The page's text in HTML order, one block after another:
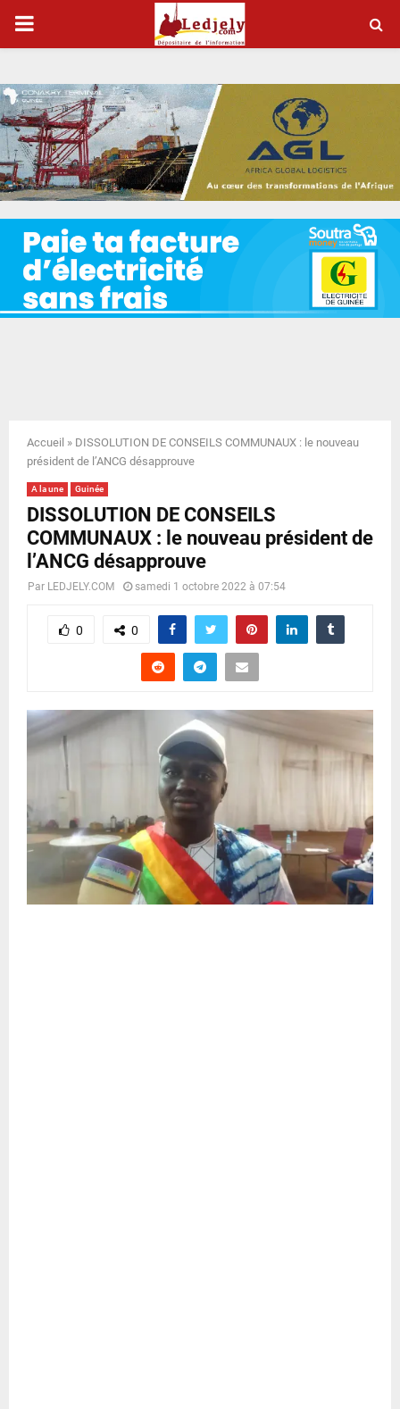
P
I
M
A
R
Y
N
U
Accueil » DISSOLUTION DE CONSEILS COMMUNAUX : le nouveau
président de l’ANCG désapprouve
A la une Guinée
DISSOLUTION DE CONSEILS
COMMUNAUX : le nouveau président de
l’ANCG désapprouve
Par LEDJELY.COM samedi 1 octobre 2022 à 07:54
0 0